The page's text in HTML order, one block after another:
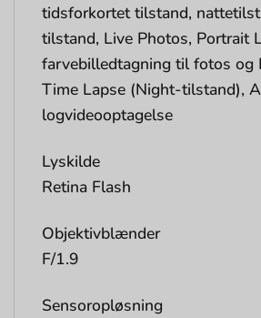
tidsforkortet tilstand,
tilstand, Live Photos, Portrait
farvebilledtagning til fotos og
Time Lapse (Night-tilstand),
logvideooptagelse
Lyskilde
Retina Flash
Objektivblænder
F/1.9
Sensoropløsning